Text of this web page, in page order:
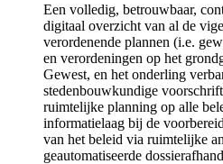
Een volledig, betrouwbaar,
digitaal overzicht van al de
verordenende plannen (i.e.
en verordeningen op het
Gewest, en het onderling
stedenbouwkundige
ruimtelijke planning op alle
informatielaag bij de
van het beleid via ruimtelijke
geautomatiseerde